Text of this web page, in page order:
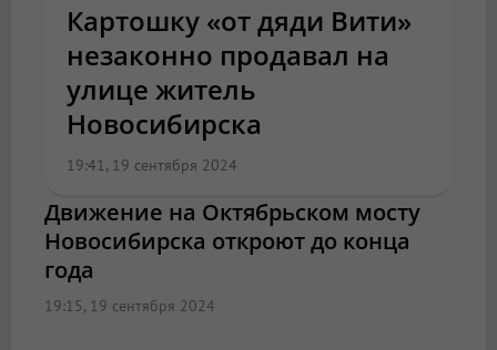
Картошку «от дяди Вити»
незаконно продавал на
улице житель
Новосибирска
19:41, 19 сентября 2024
Движение на Октябрьском мосту
Новосибирска откроют до конца
года
19:15, 19 сентября 2024